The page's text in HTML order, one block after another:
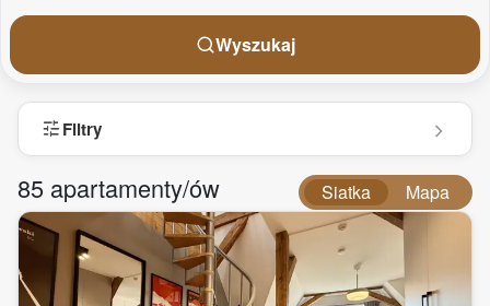
Wyszukaj
tuneFiltry
85 apartamenty/ów Siatka Mapa